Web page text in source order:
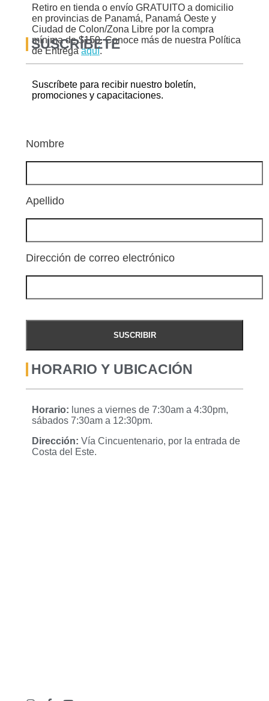
Retiro en tienda o envío GRATUITO a domicilio
en provincias de Panamá, Panamá Oeste y
Ciudad de Colon/Zona Libre por la compra
mínima de $150. Conoce más de nuestra Política
de Entregaaquí.
SUSCRÍBETE
Suscríbete para recibir nuestro boletín,
promociones y capacitaciones.
Nombre
Apellido
Dirección de correo electrónico
HORARIO Y UBICACIÓN
Horario: lunes a viernes de 7:30am a 4:30pm,
sábados 7:30am a 12:30pm.
Dirección: Vía Cincuentenario, por la entrada de
Costa del Este.